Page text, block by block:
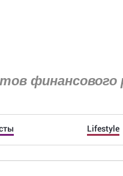
финансового
Lifestyle